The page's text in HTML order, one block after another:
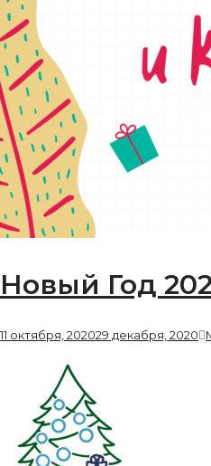
Новый Год
11 октября, 202029 декабря, 2020